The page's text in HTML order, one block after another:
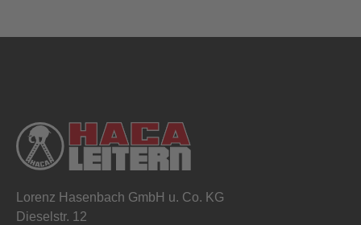
Lorenz Hasenbach GmbH u. Co. KG
Dieselstr. 12